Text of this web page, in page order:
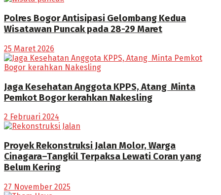
Polres Bogor Antisipasi Gelombang Kedua
Wisatawan Puncak pada 28-29 Maret
25 Maret 2026
Jaga Kesehatan Anggota KPPS, Atang Minta
Pemkot Bogor kerahkan Nakesling
2 Februari 2024
Proyek Rekonstruksi Jalan Molor, Warga
Cinagara–Tangkil Terpaksa Lewati Coran yang
Belum Kering
27 November 2025